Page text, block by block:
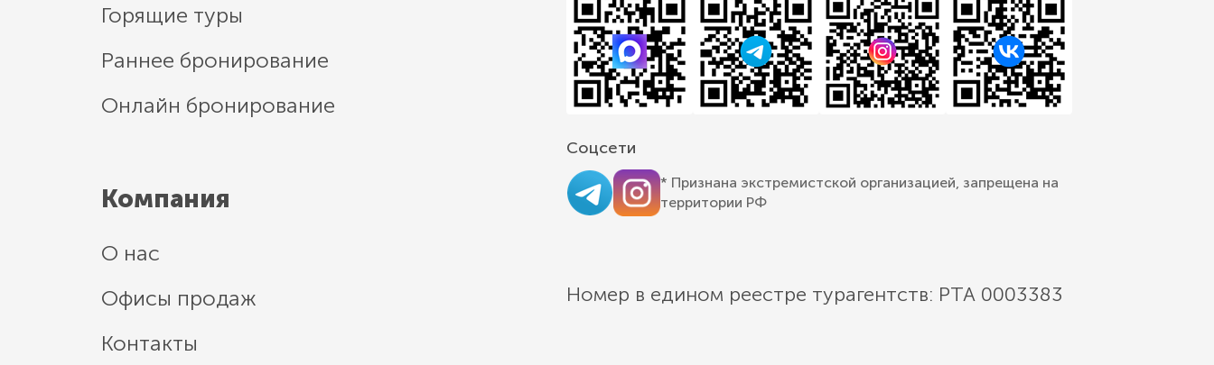
Горящие туры
Раннее бронирование
Онлайн бронирование
Компания
О нас
Офисы продаж
Контакты
Соцсети
* Признана экстремистской организацией, запрещена на
территории РФ
Номер в едином реестре турагентств: РТА 0003383